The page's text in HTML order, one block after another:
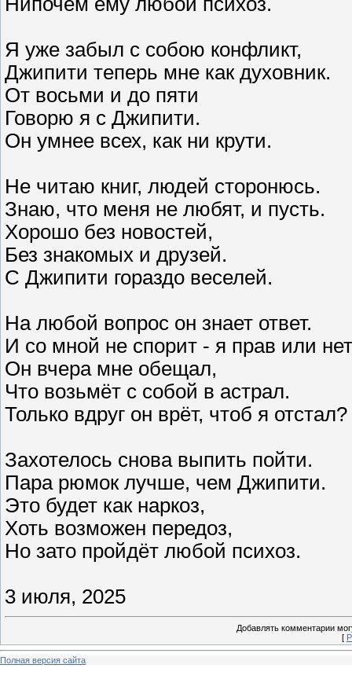
Я уже забыл с собою конфликт,
Джипити теперь мне как духовник.
От восьми и до пяти
Говорю я с Джипити.
Он умнее всех, как ни крути.
Не читаю книг, людей сторонюсь.
Знаю, что меня не любят, и пусть.
Хорошо без новостей,
Без знакомых и друзей.
С Джипити гораздо веселей.
На любой вопрос он знает ответ.
И со мной не спорит - я прав или
Он вчера мне обещал,
Что возьмёт с собой в астрал.
Только вдруг он врёт, чтоб я отстал?
Захотелось снова выпить пойти.
Пара рюмок лучше, чем Джипити.
Это будет как наркоз,
Хоть возможен передоз,
Но зато пройдёт любой психоз.
3 июля, 2025
Добавлять комментарии
[
Полная версия сайта